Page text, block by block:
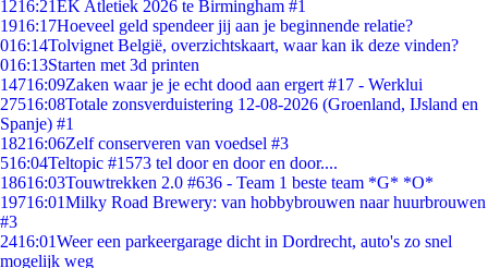
1216:21EK Atletiek 2026 te Birmingham #1
1916:17Hoeveel geld spendeer jij aan je beginnende relatie?
016:14Tolvignet België, overzichtskaart, waar kan ik deze vinden?
016:13Starten met 3d printen
14716:09Zaken waar je je echt dood aan ergert #17 - Werklui
27516:08Totale zonsverduistering 12-08-2026 (Groenland, IJsland en
Spanje) #1
18216:06Zelf conserveren van voedsel #3
516:04Teltopic #1573 tel door en door en door....
18616:03Touwtrekken 2.0 #636 - Team 1 beste team *G* *O*
19716:01Milky Road Brewery: van hobbybrouwen naar huurbrouwen
#3
2416:01Weer een parkeergarage dicht in Dordrecht, auto's zo snel
mogelijk weg